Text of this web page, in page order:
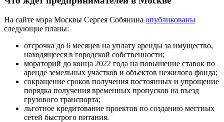
На сайте мэра Москвы Сергея Собянина опубликованы
следующие планы:
отсрочка до 6 месяцев на уплату аренды за имущество,
находящееся в городской собственности;
мораторий до конца 2022 года на повышение ставок по
аренде земельных участков и объектов нежилого фонда;
сокращение сроков получения постоянных и упрощение
порядка получения временных пропусков на въезд
грузового транспорта;
льготное кредитование проектов по созданию местных
сетей быстрого питания.